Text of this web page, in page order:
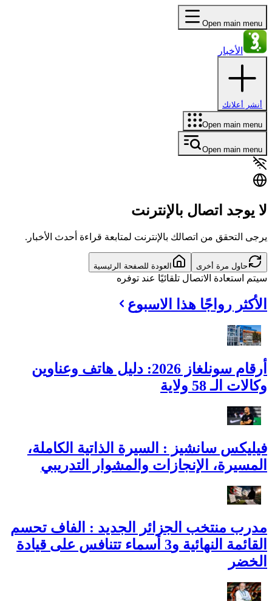
Open main menu
الأخبار
أنشر أعلانك
Open main menu
Open main menu
لا يوجد اتصال بالإنترنت
يرجى التحقق من اتصالك بالإنترنت لمتابعة قراءة أحدث الأخبار.
حاول مرة أخرى العودة للصفحة الرئيسية
سيتم استعادة الاتصال تلقائيًا عند توفره
الأكثر رواجًا هذا الاسبوع
أرقام سونلغاز 2026: دليل هاتف وعناوين
وكالات الـ 58 ولاية
فيليكس سانشيز : السيرة الذاتية الكاملة،
المسيرة، الإنجازات والمشوار التدريبي
مدرب منتخب الجزائر الجديد : الفاف تحسم
القائمة النهائية و3 أسماء تتنافس على قيادة
الخضر